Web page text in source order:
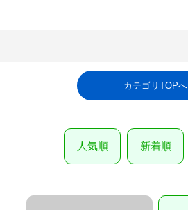
カテゴリTOPへ
人気順 新着順